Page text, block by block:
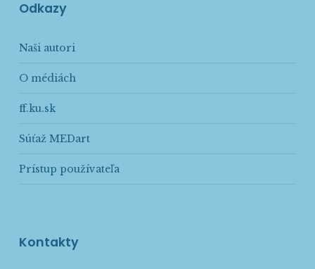
Odkazy
Naši autori
O médiách
ff.ku.sk
Súťaž MEDart
Prístup používateľa
Kontakty